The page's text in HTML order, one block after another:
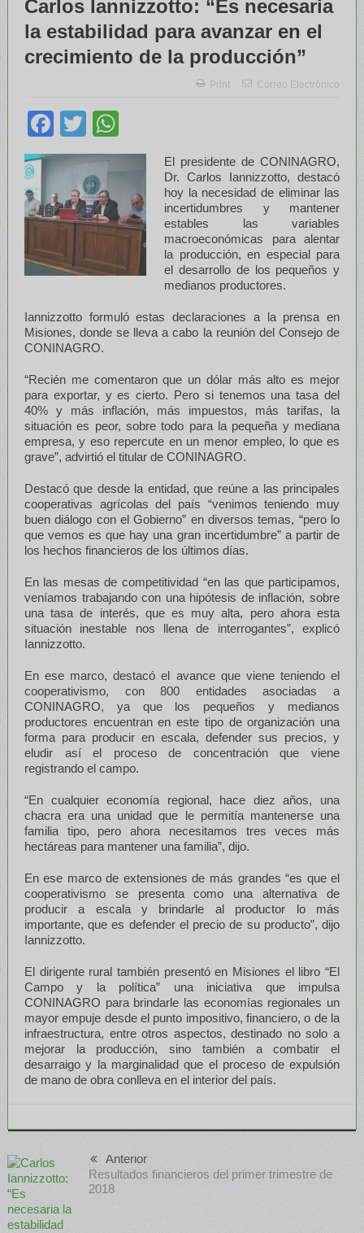
Carlos Iannizzotto: “Es necesaria
la estabilidad para avanzar en el
crecimiento de la producción”
Print Correo Electrónico
Facebook
Twitter
El presidente de CONINAGRO,
Dr. Carlos Iannizzotto, destacó
hoy la necesidad de eliminar las
incertidumbres y mantener
estables las variables
macroeconómicas para alentar
la producción, en especial para
el desarrollo de los pequeños y
medianos productores.
Iannizzotto formuló estas declaraciones a la prensa en
Misiones, donde se lleva a cabo la reunión del Consejo de
CONINAGRO.
“Recién me comentaron que un dólar más alto es mejor
para exportar, y es cierto. Pero si tenemos una tasa del
40% y más inflación, más impuestos, más tarifas, la
situación es peor, sobre todo para la pequeña y mediana
empresa, y eso repercute en un menor empleo, lo que es
grave”, advirtió el titular de CONINAGRO.
Destacó que desde la entidad, que reúne a las principales
cooperativas agrícolas del país “venimos teniendo muy
buen diálogo con el Gobierno” en diversos temas, “pero lo
que vemos es que hay una gran incertidumbre” a partir de
los hechos financieros de los últimos días.
En las mesas de competitividad “en las que participamos,
veníamos trabajando con una hipótesis de inflación, sobre
una tasa de interés, que es muy alta, pero ahora esta
situación inestable nos llena de interrogantes”, explicó
Iannizzotto.
En ese marco, destacó el avance que viene teniendo el
cooperativismo, con 800 entidades asociadas a
CONINAGRO, ya que los pequeños y medianos
productores encuentran en este tipo de organización una
forma para producir en escala, defender sus precios, y
eludir así el proceso de concentración que viene
registrando el campo.
“En cualquier economía regional, hace diez años, una
chacra era una unidad que le permitía mantenerse una
familia tipo, pero ahora necesitamos tres veces más
hectáreas para mantener una familia”, dijo.
En ese marco de extensiones de más grandes “es que el
cooperativismo se presenta como una alternativa de
producir a escala y brindarle al productor lo más
importante, que es defender el precio de su producto”, dijo
Iannizzotto.
El dirigente rural también presentó en Misiones el libro “El
Campo y la política” una iniciativa que impulsa
CONINAGRO para brindarle las economías regionales un
mayor empuje desde el punto impositivo, financiero, o de la
infraestructura, entre otros aspectos, destinado no solo a
mejorar la producción, sino también a combatir el
desarraigo y la marginalidad que el proceso de expulsión
de mano de obra conlleva en el interior del país.
Anterior
Resultados financieros del primer trimestre de
2018